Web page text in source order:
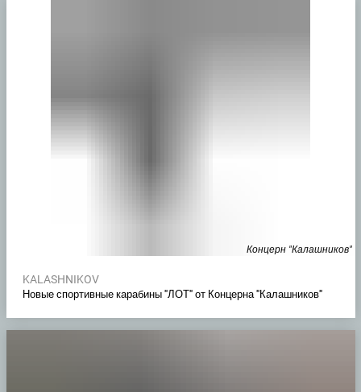
Концерн "Калашников"
KALASHNIKOV
Новые спортивные карабины "ЛОТ" от Концерна "Калашников"